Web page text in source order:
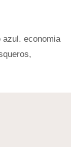
azul. economia
,